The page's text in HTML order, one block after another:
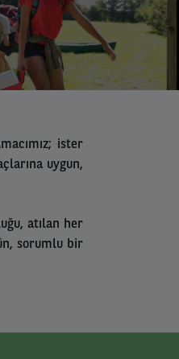
ister
uygun,
atılan her
sorumlu bir